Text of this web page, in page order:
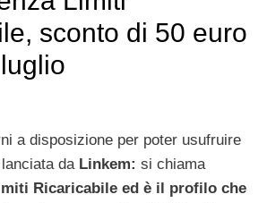
sconto di 50 euro
a disposizione per poter usufruire
da Linkem: si chiama
Ricaricabile ed è il profilo che